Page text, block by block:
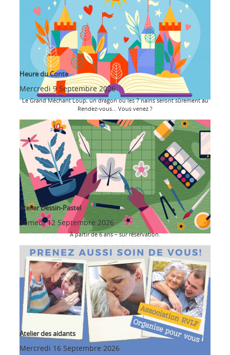
Heure du Conte
Mercredi 9 Septembre 2026
Le Grand Méchant Loup, un dragon ou les 7 nains seront sûrement au
Rendez-vous… Vous venez ?
Atelier Dessin-Pastel
Samedi 12 Septembre 2026
À partir de 6 ans – sur réservation.
Atelier des aidants
Mercredi 16 Septembre 2026